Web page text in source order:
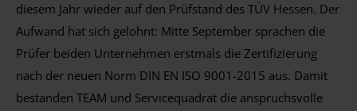
diesem Jahr wieder auf den Prüfstand des TÜV Hessen. Der
Aufwand hat sich gelohnt: Mitte September sprachen die
Prüfer beiden Unternehmen erstmals die Zertifizierung
nach der neuen Norm DIN EN ISO 9001-2015 aus. Damit
bestanden TEAM und Servicequadrat die anspruchsvolle